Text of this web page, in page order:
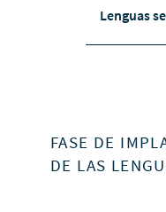
Lenguas
FASE DE
DE LAS